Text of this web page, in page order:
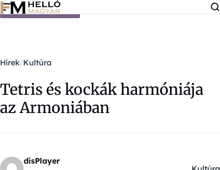
Ugrás a tartalomra
Hírek Kultúra
Tetris és kockák harmóniája
az Armoniában
disPlayer